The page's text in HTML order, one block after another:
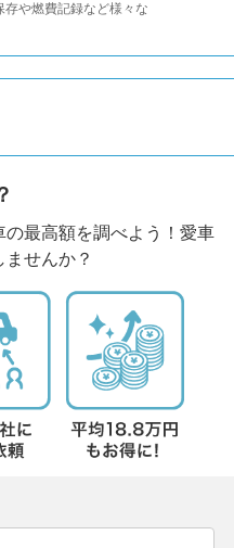
存や燃費記録など様々な
最高額を調べよう！愛車
せんか？